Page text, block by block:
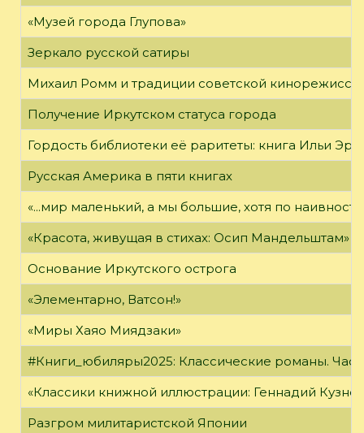
«Музей города Глупова»
Зеркало русской сатиры
Михаил Ромм и традиции советской
Получение Иркутском статуса города
Гордость библиотеки её раритеты: книга Ильи
Русская Америка в пяти книгах
«...мир маленький, а мы большие, хотя по
«Красота, живущая в стихах: Осип Мандельштам»
Основание Иркутского острога
«Элементарно, Ватсон!»
«Миры Хаяо Миядзаки»
#Книги_юбиляры2025: Классические романы.
«Классики книжной иллюстрации: Геннадий
Разгром милитаристской Японии